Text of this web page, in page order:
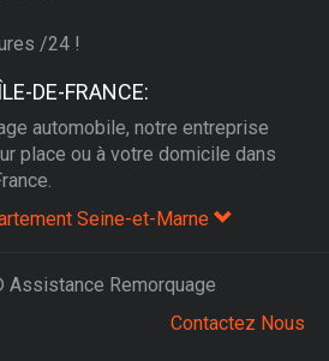
/24 !
DE-FRANCE:
automobile, notre entreprise
place ou à votre domicile dans
Seine-et-Marne
Remorquage
Contactez Nous